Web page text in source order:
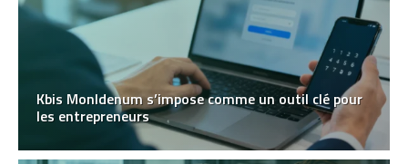
Kbis MonIdenum s’impose comme un outil clé pour
les entrepreneurs